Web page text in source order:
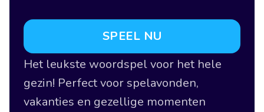
Het leukste woordspel voor het hele
gezin! Perfect voor spelavonden,
vakanties en gezellige momenten
SPEEL NU